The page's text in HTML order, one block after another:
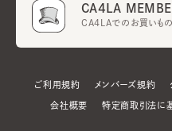
CA4LA
CA4LAでのお買いもの
ご利用規約 メンバーズ規約
会社概要 特定商取引法に